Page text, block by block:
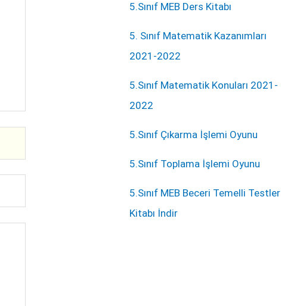
5.Sınıf MEB Ders Kitabı
5. Sınıf Matematik Kazanımları
2021-2022
5.Sınıf Matematik Konuları 2021-
2022
5.Sınıf Çıkarma İşlemi Oyunu
5.Sınıf Toplama İşlemi Oyunu
5.Sınıf MEB Beceri Temelli Testler
Kitabı İndir